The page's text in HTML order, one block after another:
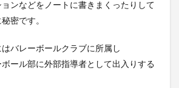
ンなどをノートに書きまくったりして
密です。
バレーボールクラブに所属し
ール部に外部指導者として出入りする